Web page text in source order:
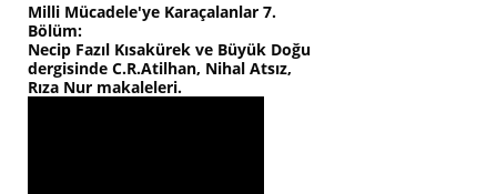
Milli Mücadele'ye Karaçalanlar 7.
Bölüm:
Necip Fazıl Kısakürek ve Büyük Doğu
dergisinde C.R.Atilhan, Nihal Atsız,
Rıza Nur makaleleri.